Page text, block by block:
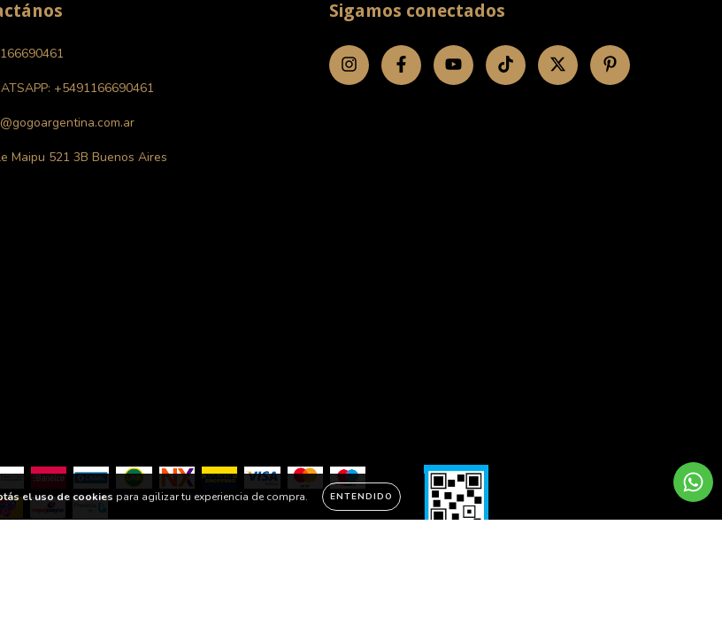
el uso de cookies para agilizar tu experiencia de compra. ENTENDIDO
+5491166690461
Maipu 521 3B Buenos Aires
Sigamos conectados